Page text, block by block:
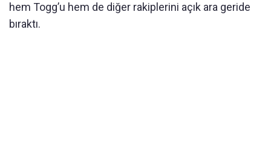
hem Togg’u hem de diğer rakiplerini açık ara geride
bıraktı.